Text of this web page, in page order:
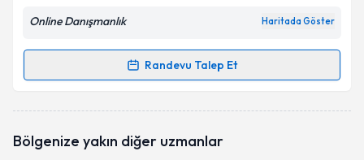
Online Danışmanlık Haritada Göster
Randevu Talep Et
Randevu Takvimi Talebi
oluşturun. Size bu uzmandan randevu almanız için bir
Bölgenize yakın diğer uzmanlar